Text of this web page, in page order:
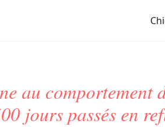
au comportement
jours passés en